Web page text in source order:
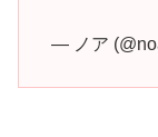
— ノア